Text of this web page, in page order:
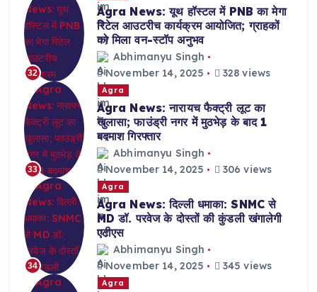
32
Agra News: यूथ हॉस्टल में PNB का मेगा
रिटेल आउटरीच कार्यक्रम आयोजित; ग्राहकों
को मिला वन-स्टॉप अनुभव
Abhimanyu Singh
November 14, 2025
328 views
33
Agra
Agra News: नारायच फैक्ट्री लूट का
खुलासा; फाउंड्री नगर में मुठभेड़ के बाद 1
बदमाश गिरफ्तार
Abhimanyu Singh
November 14, 2025
306 views
34
Agra
Agra News: दिल्ली धमाका: SNMC से
MD डॉ. परवेज के दोस्तों की कुंडली खंगालेगी
एटीएस
Abhimanyu Singh
November 14, 2025
345 views
Agra